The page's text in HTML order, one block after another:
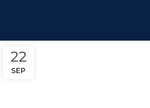
22
SEP